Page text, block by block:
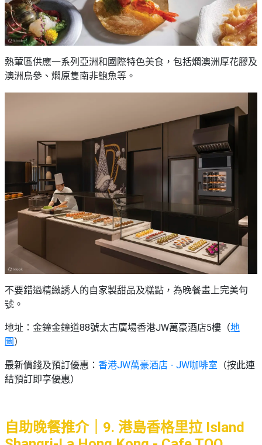
熱葷區供應一系列亞洲和國際特色美食，包括燜澳洲厚花膠及
澳洲烏參、燜原隻南非鮑魚等。
不要錯過精緻誘人的自家製甜品及糕點，為晚餐畫上完美句
號。
地址：金鐘金鐘道88號太古廣場香港JW萬豪酒店5樓（地
圖 ）
最新價錢及預訂優惠： 香港JW萬豪酒店 - JW咖啡室 （按此連
結預訂即享優惠）
自助晚餐推介｜9. 港島香格里拉 Island